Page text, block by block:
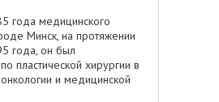
года медицинского
Минск, на протяжении
года, он был
пластической хирургии в
и медицинской